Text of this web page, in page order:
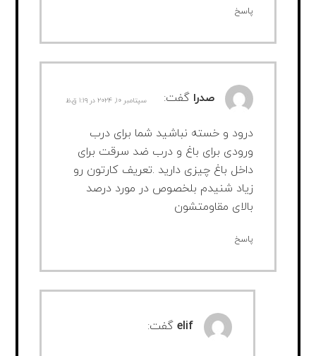
پاسخ
صدرا گفت: سپتامبر ۱۰, ۲۰۲۴ در ۱:۱۹ ق.ظ
درود و خسته نباشید شما برای درب
ورودی برای باغ و درب ضد سرقت برای
داخل باغ چیزی دارید .تعریف کارتون رو
زیاد شنیدم بلخصوص در مورد درصد
بالای مقاومتشون
پاسخ
elif گفت: